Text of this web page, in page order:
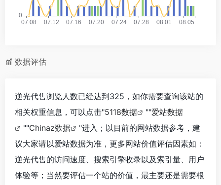
数据评估
逆光代售浏览人数已经达到325，如你需要查询该站的
相关权重信息，可以点击"5118数据 ""爱站数据
""Chinaz数据
"进入；以目前的网站数据参考，建
议大家请以爱站数据为准，更多网站价值评估因素如：
逆光代售的访问速度、搜索引擎收录以及索引量、用户
体验等；当然要评估一个站的价值，最主要还是需要根